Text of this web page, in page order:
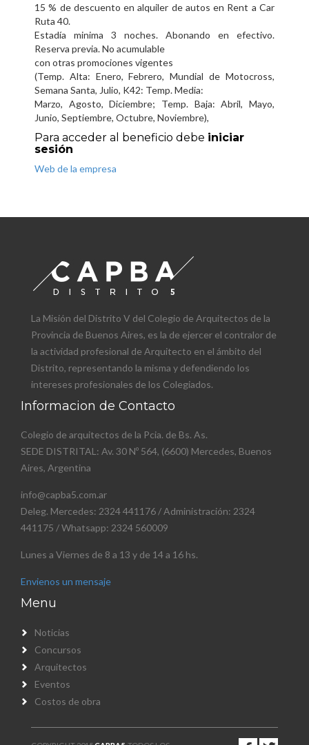
15 % de descuento en alquiler de autos en Rent a Car
Ruta 40.
Estadía minima 3 noches. Abonando en efectivo.
Reserva previa. No acumulable
con otras promociones vigentes
(Temp. Alta: Enero, Febrero, Mundial de Motocross,
Semana Santa, Julio, K42: Temp. Media:
Marzo, Agosto, Diciembre; Temp. Baja: Abril, Mayo,
Junio, Septiembre, Octubre, Noviembre),
Para acceder al beneficio debe iniciar
sesión
Web de la empresa
La Misión del Distrito V del Colegio de Arquitectos de la
Provincia de Buenos Aires, es la de ejercer el contralor de
la actividad profesional de Arquitecto en el ámbito del
Distrito, representando la misma y defendiendo los
intereses profesionales de los Colegiados.
Informacion de Contacto
Colegio de arquitectos de la Pcia. de Bs. As.
SEDE DISTRITAL: Av. 30 Nº 564, (6600) Mercedes, Buenos
Aires, Argentina
info@capba5.com.ar
Deleg. Mercedes: 2324 441176 / Administración: 2324
441175 / Whatsapp: 2324 560009
Lunes a Viernes de 8 a 13 y de 14 a 16 hs.
Envienos un mensaje
Menu
Noticias
Concursos
Arquitectos
Eventos
Costos de obra